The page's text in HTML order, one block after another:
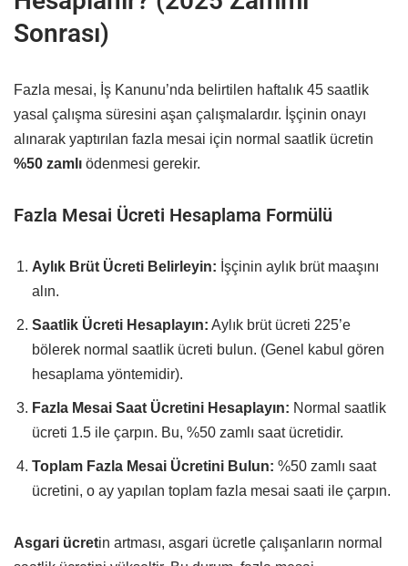
Sonrası)
Fazla mesai, İş Kanunu’nda belirtilen haftalık 45 saatlik
yasal çalışma süresini aşan çalışmalardır. İşçinin onayı
alınarak yaptırılan fazla mesai için normal saatlik ücretin
%50 zamlı ödenmesi gerekir.
Fazla Mesai Ücreti Hesaplama Formülü
Aylık Brüt Ücreti Belirleyin: İşçinin aylık brüt maaşını
alın.
Saatlik Ücreti Hesaplayın: Aylık brüt ücreti 225’e
bölerek normal saatlik ücreti bulun. (Genel kabul gören
hesaplama yöntemidir).
Fazla Mesai Saat Ücretini Hesaplayın: Normal saatlik
ücreti 1.5 ile çarpın. Bu, %50 zamlı saat ücretidir.
Toplam Fazla Mesai Ücretini Bulun: %50 zamlı saat
ücretini, o ay yapılan toplam fazla mesai saati ile çarpın.
Asgari ücretin artması, asgari ücretle çalışanların normal